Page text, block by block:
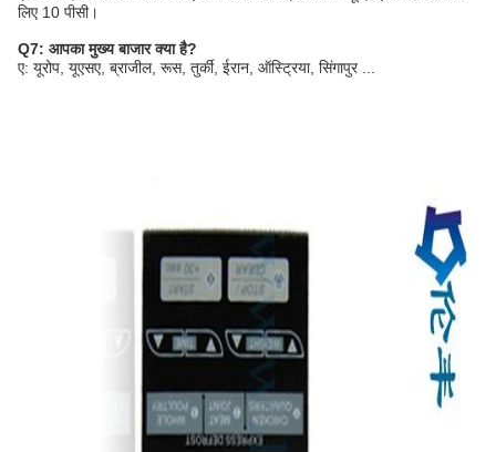
लिए 10 पीसी।
Q7: आपका मुख्य बाजार क्या है?
ए: यूरोप, यूएसए, ब्राजील, रूस, तुर्की, ईरान, ऑस्ट्रिया, सिंगापुर ...